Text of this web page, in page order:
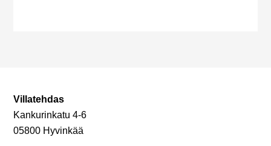
Villatehdas
Kankurinkatu 4-6
05800 Hyvinkää